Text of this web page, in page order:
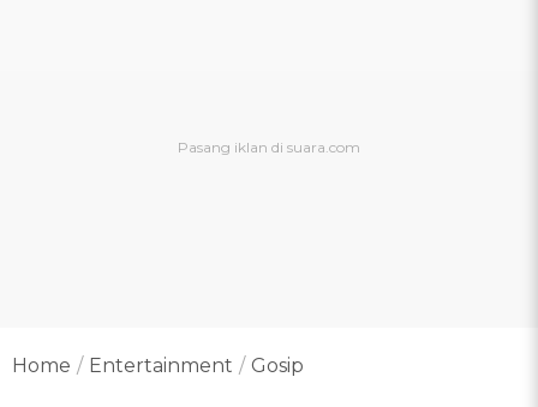
Home Entertainment Gosip